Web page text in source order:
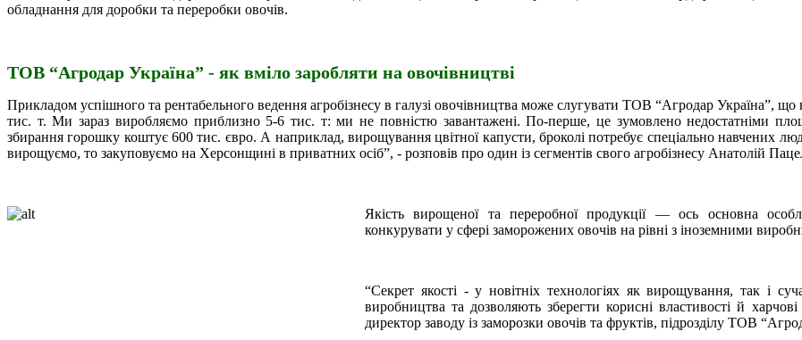
обладнання для доробки та переробки овочів.
ТОВ “Агродар Україна” - як вміло заробляти на овочівництві
Прикладом успішного та рентабельного ведення агробізнесу в галузі овочівництва може слугувати ТОВ “Агродар Україна”, що
тис. т. Ми зараз виробляємо приблизно 5-6 тис. т: ми не повністю завантажені. По-перше, це зумовлено недостатніми
збирання горошку коштує 600 тис. євро. А наприклад, вирощування цвітної капусти, броколі потребує спеціально навчених
вирощуємо, то закуповуємо на Херсонщині в приватних осіб”, - розповів про один із сегментів свого агробізнесу Анатолій
Якість вирощеної та переробної продукції — ось основна
конкурувати у сфері заморожених овочів на рівні з іноземними
“Секрет якості - у новітніх технологіях як вирощування, так і
виробництва та дозволяють зберегти корисні властивості й
директор заводу із заморозки овочів та фруктів, підрозділу ТОВ